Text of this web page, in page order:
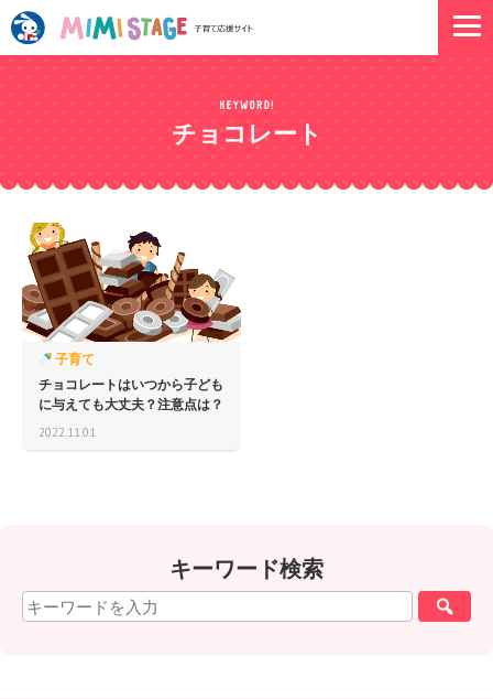
チョコレート
子育て
チョコレートはいつから子ども
に与えても大丈夫？注意点は？
2022.11.01
キーワード検索